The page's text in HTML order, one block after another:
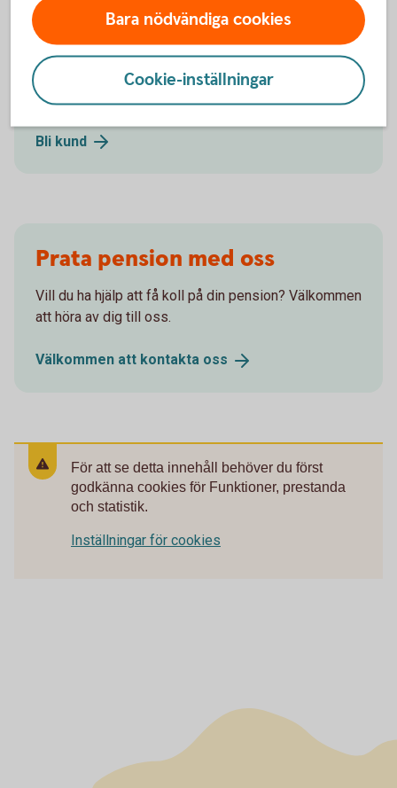
Välkommen att bli kund!
Bli kund och starta ett eget sparande till pensionen.
Bli kund
Prata pension med oss
Vill du ha hjälp att få koll på din pension? Välkommen
att höra av dig till oss.
Välkommen att kontakta oss
För att se detta innehåll behöver du först
godkänna cookies för Funktioner, prestanda
och statistik.
Inställningar för cookies
Bara nödvändiga cookies
Cookie-inställningar